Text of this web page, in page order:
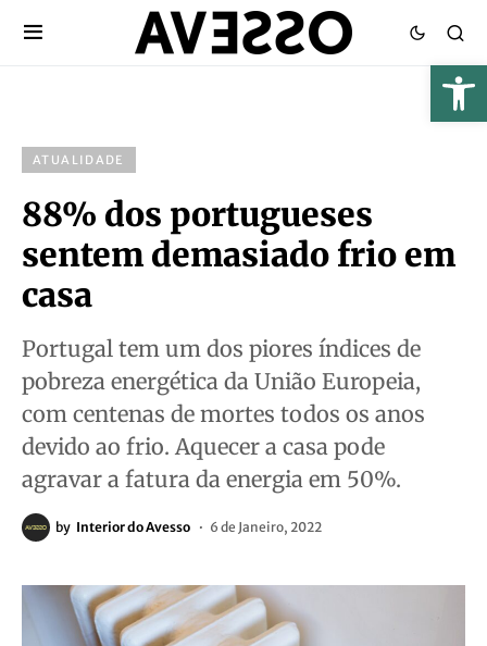
ATUALIDADE
88% dos portugueses
sentem demasiado frio em
casa
Portugal tem um dos piores índices de
pobreza energética da União Europeia,
com centenas de mortes todos os anos
devido ao frio. Aquecer a casa pode
agravar a fatura da energia em 50%.
by Interior do Avesso 6 de Janeiro, 2022